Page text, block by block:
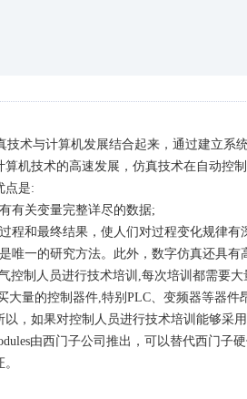
术与计算机发展结合起来，通过建立系
算机技术的高速发展，仿真技术在自动控
点是:
有关变量完整详尽的数据;
程和最终结果，使人们对过程变化规律有
唯一的研究方法。此外，数字仿真还具有
控制人员进行技术培训 ,每次培训都需要
大量的控制器件,特别 PLC、变频器等器件
以，如果对控制人员进行技术培训能够采
由西门子公司推出，可以替代西门子